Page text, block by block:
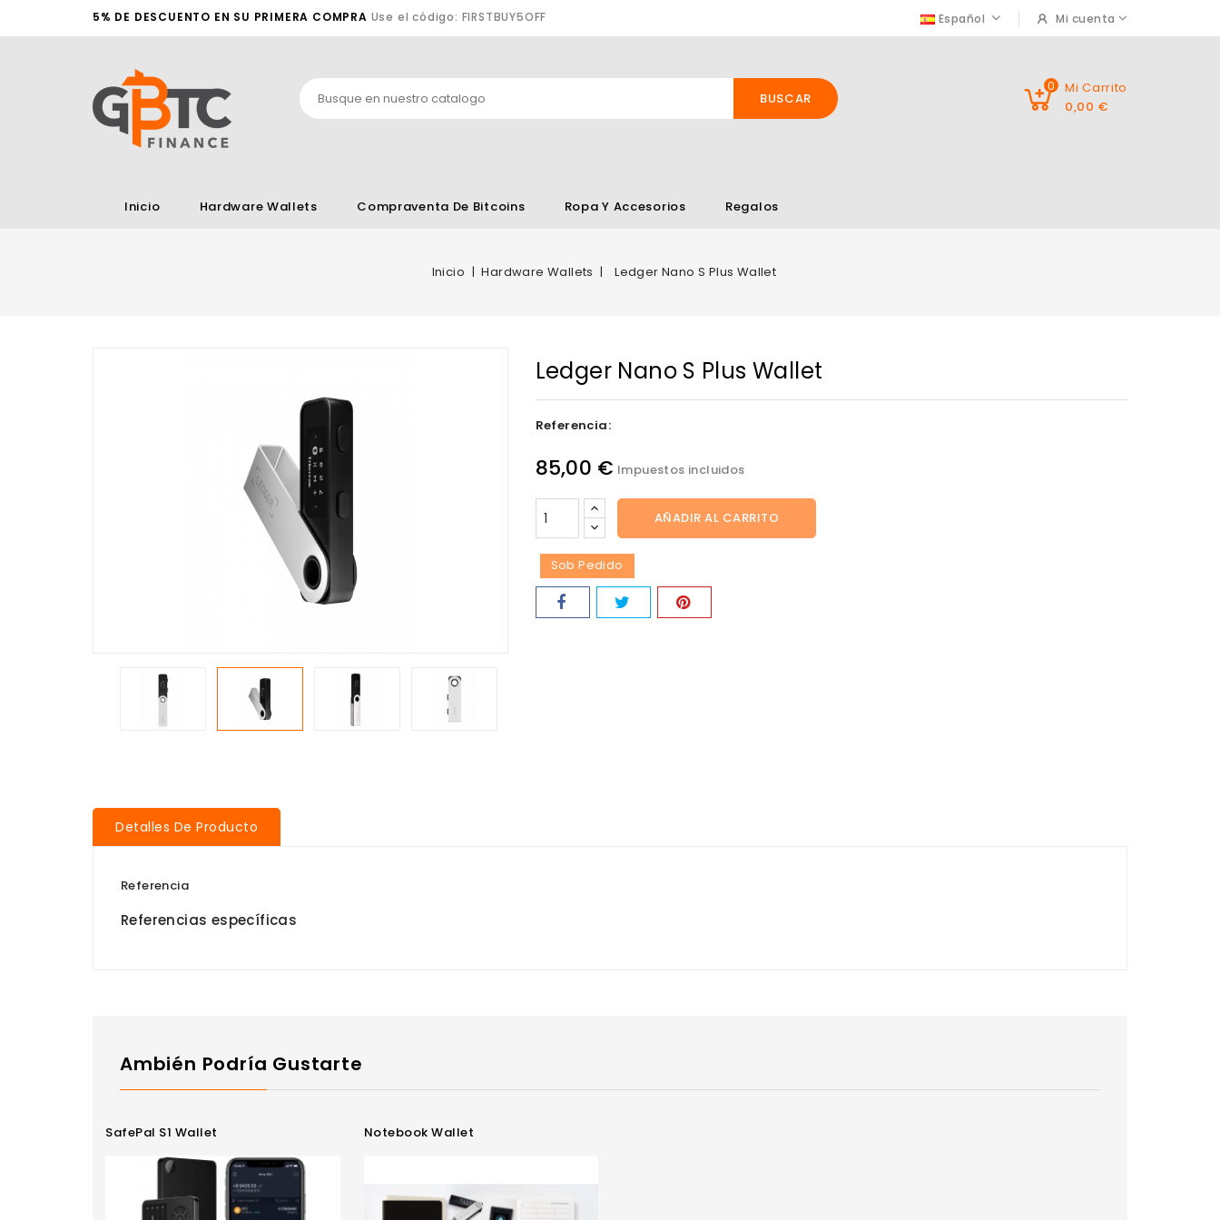
5% DE DESCUENTO EN SU PRIMERA COMPRA Use el código: FIRSTBUY5OFF Español Mi cuenta
Mi Carrito
0,00 €
0
BUSCAR
Inicio Hardware Wallets Compraventa De Bitcoins Ropa Y Accesorios Regalos
Inicio Hardware Wallets Ledger Nano S Plus Wallet
Ledger Nano S Plus Wallet
Referencia:
85,00 € Impuestos incluidos
AÑADIR AL CARRITO
Sob Pedido
Detalles De Producto
Referencia
Referencias específicas
Ambién Podría Gustarte
SafePal S1 Wallet Notebook Wallet